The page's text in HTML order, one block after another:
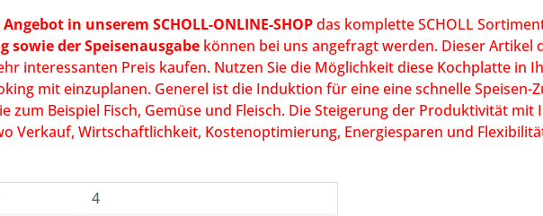
Angebot in unserem SCHOLL-ONLINE-SHOPdas komplette SCHOLL
sowie der Speisenausgabe können bei uns angefragt werden. Dieser Artikel
interessanten Preis kaufen. Nutzen Sie die Möglichkeit diese Kochplatte in
mit einzuplanen. Generel ist die Induktion für eine eine schnelle
zum Beispiel Fisch, Gemüse und Fleisch. Die Steigerung der Produktivität
Verkauf, Wirtschaftlichkeit, Kostenoptimierung, Energiesparen und
4